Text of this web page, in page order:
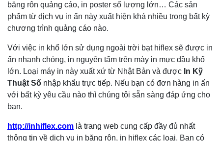
băng rôn quảng cáo, in poster số lượng lớn… Các sản
phẩm từ dịch vụ in ấn này xuất hiện khá nhiều trong bất kỳ
chương trình quảng cáo nào.
Với việc in khổ lớn sử dụng ngoài trời bạt hiflex sẽ được in
ấn nhanh chóng, in nguyên tấm trên mày in mực dầu khổ
lớn. Loại máy in này xuất xứ từ Nhật Bản và được In Kỹ
Thuật Số nhập khẩu trực tiếp. Nếu bạn có đơn hàng in ấn
với bất kỳ yêu cầu nào thì chúng tôi sẵn sàng đáp ứng cho
bạn.
http://inhiflex.com là trang web cung cấp đầy đủ nhất
thông tin về dịch vụ in băng rôn, in hiflex các loại. Bạn có